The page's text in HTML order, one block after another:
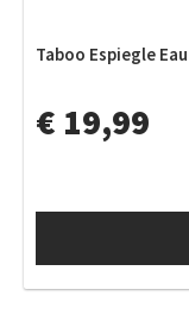
Taboo Espiegle
€ 19,99